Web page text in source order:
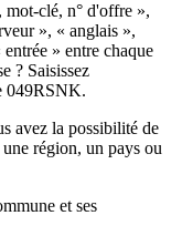
mot-clé, n° d'offre »,
», « anglais »,
» entre chaque
? Saisissez
049RSNK.
avez la possibilité de
région, un pays ou
et ses